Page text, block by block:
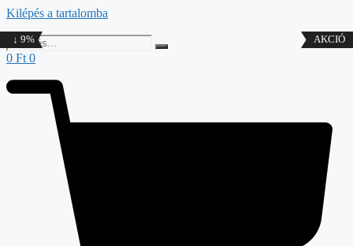
Kilépés a tartalomba
0 Ft 0
↓ 9% AKCIÓ